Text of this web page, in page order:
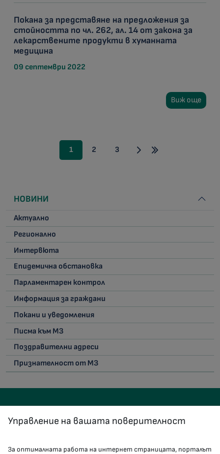
Покана за представяне на предложения за
стойността по чл. 262, ал. 14 от закона за
лекарствените продукти в хуманната
медицина
09 септември 2022
Виж още
1 2 3
НОВИНИ
Актуално
Регионално
Интервюта
Епидемична обстановка
Парламентарен контрол
Информация за граждани
Покани и уведомления
Писма към МЗ
Поздравителни адреси
Признателност от МЗ
Управление на вашата поверителност
За оптималната работа на интернет страницата, порталът